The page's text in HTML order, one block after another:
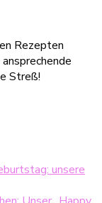
Rezepten
Streß!
unsere